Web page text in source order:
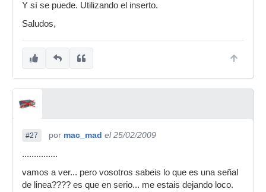
Y sí se puede. Utilizando el inserto.
Saludos,
#27 por mac_mad el 25/02/2009
...............
vamos a ver... pero vosotros sabeis lo que es una señal
de linea???? es que en serio... me estais dejando loco.